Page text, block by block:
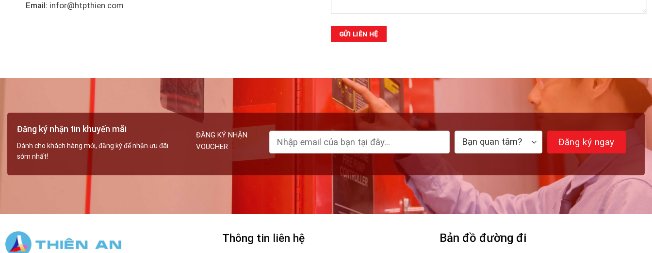
Email: infor@htpthien.com
Đăng ký nhận tin khuyến mãi
Dành cho khách hàng mới, đăng ký để nhận ưu đãi
sớm nhất!
ĐĂNG KÝ NHẬN
VOUCHER
Thông tin liên hệ Bản đồ đường đi